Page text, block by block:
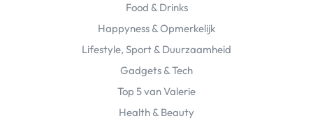
Food & Drinks
Happyness & Opmerkelijk
Lifestyle, Sport & Duurzaamheid
Gadgets & Tech
Top 5 van Valerie
Health & Beauty